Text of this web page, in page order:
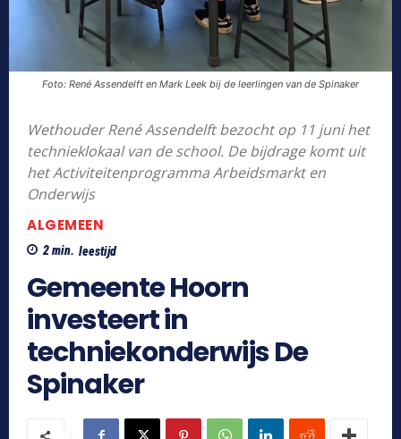
Foto: René Assendelft en Mark Leek bij de leerlingen van de Spinaker
Wethouder René Assendelft bezocht op 11 juni het
technieklokaal van de school. De bijdrage komt uit
het Activiteitenprogramma Arbeidsmarkt en
Onderwijs
ALGEMEEN
2min. leestijd
Gemeente Hoorn
investeert in
techniekonderwijs De
Spinaker